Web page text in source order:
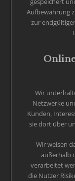
Aufbewahrung
zur
Wir
Netzwerke
Kunden,
sie dort über
Wir weisen
außerhalb
verarbeitet
die Nutzer